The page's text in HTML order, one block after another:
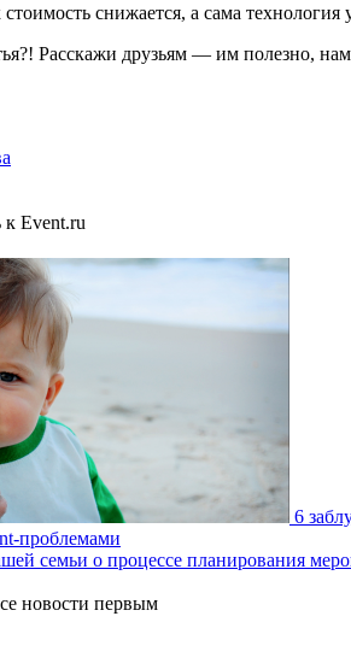
снижается, а сама
Расскажи друзьям — им полезно,
к Event.ru
6
проблемами
семьи о процессе планирования
новости первым